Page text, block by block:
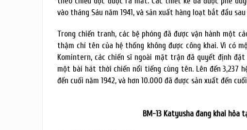
vào tháng Sáu năm 1941, và sản xuất hàng loạt bắt đầu
Trong chiến tranh, các bệ phóng đã được vận hành một
thậm chí tên của hệ thống không được công khai. Vì có
Komintern, các chiến sĩ ngoài mặt trận đã quyết định đặt
một bài hát thời chiến nổi tiếng cùng tên. Lên đến 3,237
đến cuối năm 1942, và hơn 10.000 đã được sản xuất đến
BM-13 Katyusha đang khai hỏa